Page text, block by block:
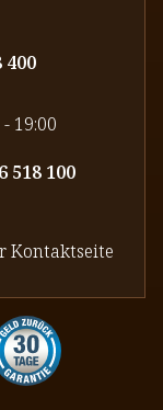
19:00
518 100
Kontaktseite